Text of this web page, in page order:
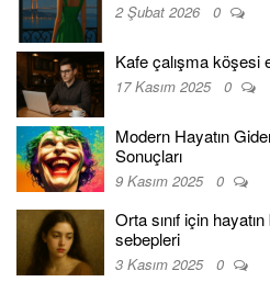
2 Şubat 2026 0
Kafe çalışma köşesi
17 Kasım 2025 0
Modern Hayatın
Sonuçları
9 Kasım 2025 0
Orta sınıf için
sebepleri
3 Kasım 2025 0